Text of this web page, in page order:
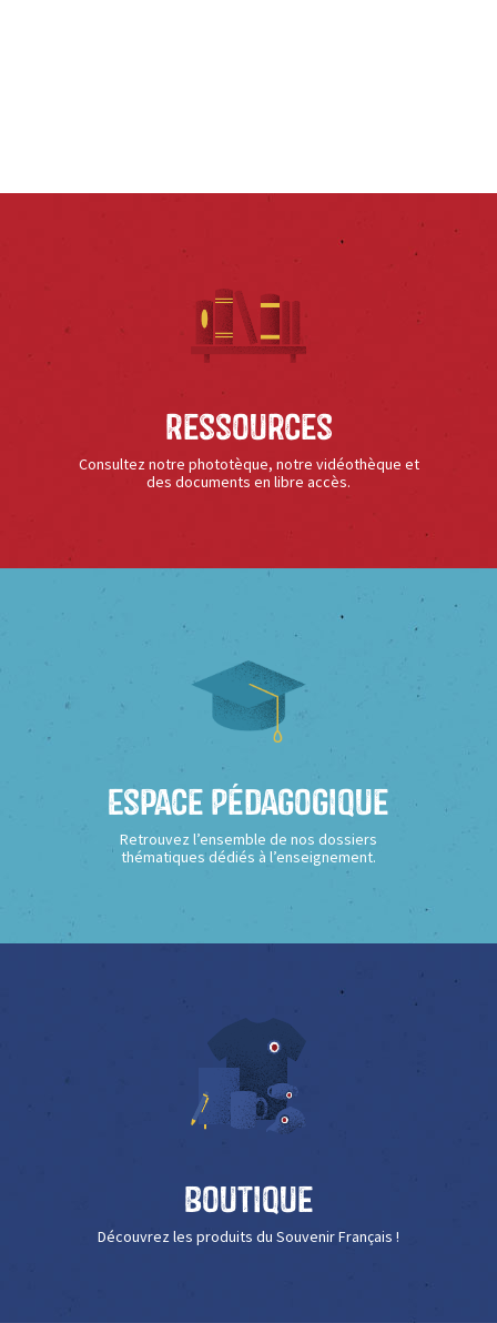
Ressources
Consultez notre phototèque, notre vidéothèque et
des documents en libre accès.
Espace Pédagogique
Retrouvez l’ensemble de nos dossiers
thématiques dédiés à l’enseignement.
Boutique
Découvrez les produits du Souvenir Français !